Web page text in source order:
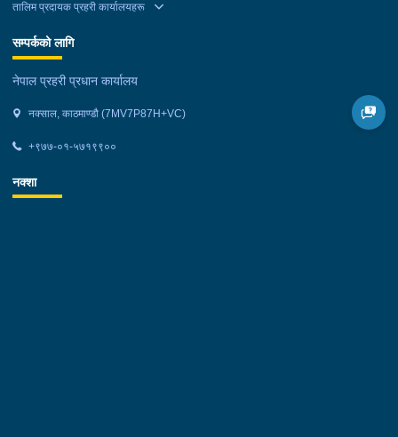
तालिम प्रदायक प्रहरी कार्यालयहरू
सम्पर्कको लागि
नेपाल प्रहरी प्रधान कार्यालय
नक्साल, काठमाण्डौ (7MV7P87H+VC)
+९७७-०१-५७१९९००
नक्शा